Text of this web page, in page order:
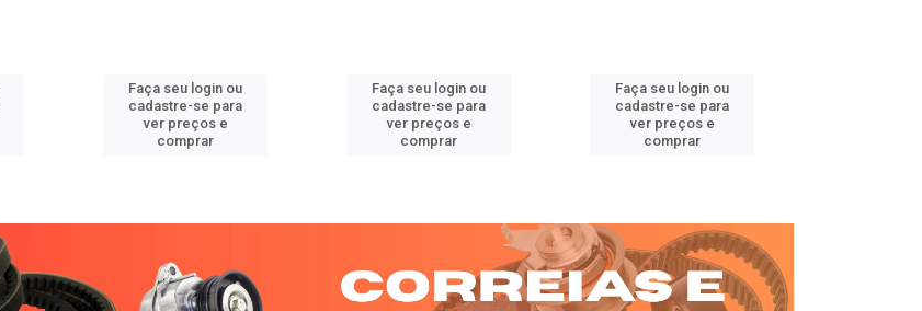
Faça seu login ou
cadastre-se para
ver preços e
comprar
Faça seu login ou
cadastre-se para
ver preços e
comprar
Faça seu login ou
cadastre-se para
ver preços e
comprar